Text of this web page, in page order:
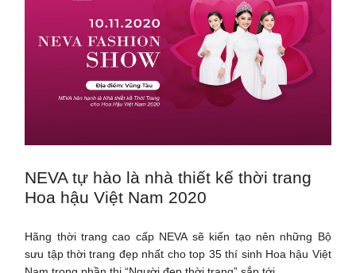
NEVA tự hào là nhà thiết kế thời trang
Hoa hậu Việt Nam 2020
Hãng thời trang cao cấp NEVA sẽ kiến tạo nên những Bộ
sưu tập thời trang đẹp nhất cho top 35 thí sinh Hoa hậu Việt